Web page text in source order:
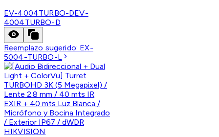
EV-4004TURBO-DEV-
4004TURBO-D
Reemplazo sugerido: EX-
5004-TURBO-L
HIKVISION